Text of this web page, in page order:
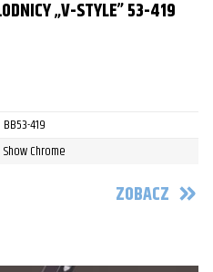
„V-STYLE” 53-419
BB53-419
Show Chrome
ZOBACZ